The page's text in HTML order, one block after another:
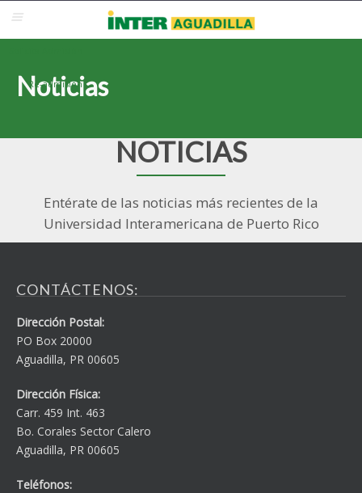
Correo Electrónico
Re-admisión
Noticias
NOTICIAS
Entérate de las noticias más recientes de la
Universidad Interamericana de Puerto Rico
CONTÁCTENOS:
Dirección Postal:
PO Box 20000
Aguadilla, PR 00605
Dirección Física:
Carr. 459 Int. 463
Bo. Corales Sector Calero
Aguadilla, PR 00605
Teléfonos: